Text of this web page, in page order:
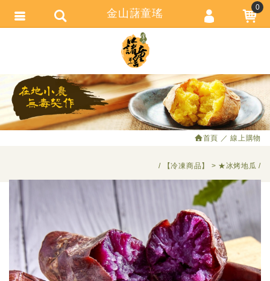
首頁 線上購物
【冷凍商品】 ★冰烤地瓜
金山藷童瑤 0
會員登入
會員註冊
忘記密碼
訂單查詢
追蹤清單
繁體中文